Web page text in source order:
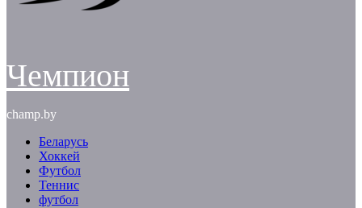
Чемпион
champ.by
Беларусь
Хоккей
Футбол
Теннис
футбол